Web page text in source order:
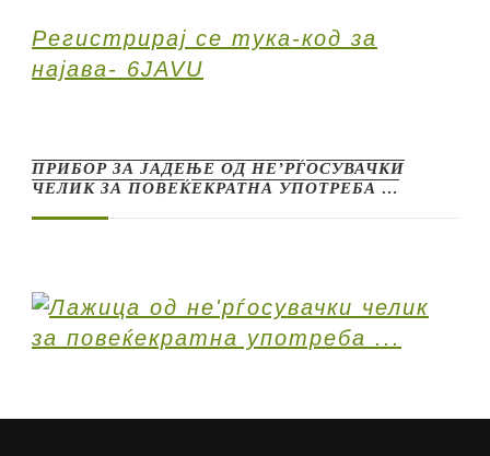
Регистрирај се тука-код за
најава- 6JAVU
ПРИБОР ЗА ЈАДЕЊЕ ОД НЕ’РЃОСУВАЧКИ
ЧЕЛИК ЗА ПОВЕЌЕКРАТНА УПОТРЕБА …